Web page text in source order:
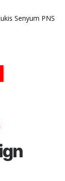
Senyum PNS